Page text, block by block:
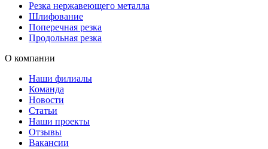
Резка нержавеющего металла
Шлифование
Поперечная резка
Продольная резка
О компании
Наши филиалы
Команда
Новости
Статьи
Наши проекты
Отзывы
Вакансии